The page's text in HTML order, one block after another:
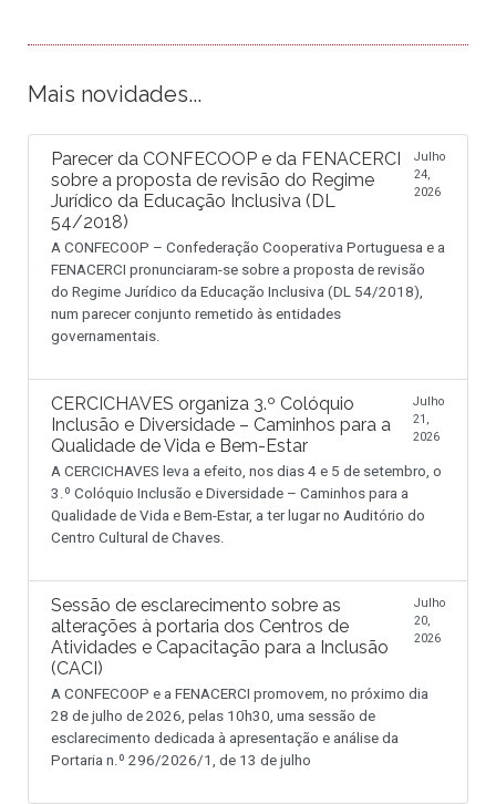
Mais novidades...
Parecer da CONFECOOP e da FENACERCI
sobre a proposta de revisão do Regime
Jurídico da Educação Inclusiva (DL
54/2018)
Julho
24,
2026
A CONFECOOP – Confederação Cooperativa Portuguesa e a
FENACERCI pronunciaram-se sobre a proposta de revisão
do Regime Jurídico da Educação Inclusiva (DL 54/2018),
num parecer conjunto remetido às entidades
governamentais.
CERCICHAVES organiza 3.º Colóquio
Inclusão e Diversidade – Caminhos para a
Qualidade de Vida e Bem-Estar
Julho
21,
2026
A CERCICHAVES leva a efeito, nos dias 4 e 5 de setembro, o
3.º Colóquio Inclusão e Diversidade – Caminhos para a
Qualidade de Vida e Bem-Estar, a ter lugar no Auditório do
Centro Cultural de Chaves.
Sessão de esclarecimento sobre as
alterações à portaria dos Centros de
Atividades e Capacitação para a Inclusão
(CACI)
Julho
20,
2026
A CONFECOOP e a FENACERCI promovem, no próximo dia
28 de julho de 2026, pelas 10h30, uma sessão de
esclarecimento dedicada à apresentação e análise da
Portaria n.º 296/2026/1, de 13 de julho